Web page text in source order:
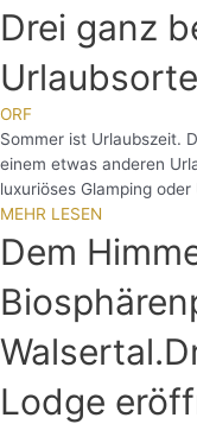
Drei ganz
ORF
Sommer ist Urlaubszeit.
einem etwas anderen
luxuriöses Glamping oder
MEHR LESEN
Dem
Lodge